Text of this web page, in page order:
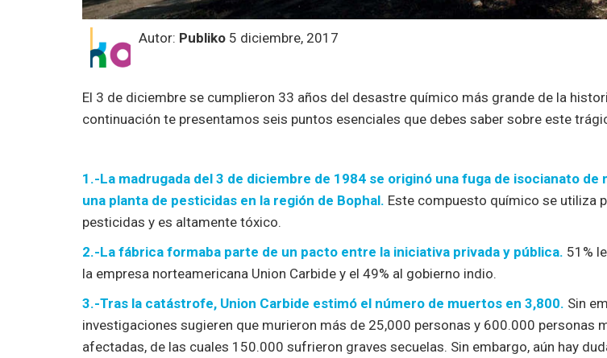
Autor: Publiko 5 diciembre, 2017
El 3 de diciembre se cumplieron 33 años del desastre químico más grande de la
continuación te presentamos seis puntos esenciales que debes saber sobre este
1.-La madrugada del 3 de diciembre de 1984 se originó una fuga de isocianato de
una planta de pesticidas en la región de Bophal. Este compuesto químico se utiliza
pesticidas y es altamente tóxico.
2.-La fábrica formaba parte de un pacto entre la iniciativa privada y pública. 51%
la empresa norteamericana Union Carbide y el 49% al gobierno indio.
3.-Tras la catástrofe, Union Carbide estimó el número de muertos en 3,800. Sin
investigaciones sugieren que murieron más de 25,000 personas y 600.000 personas
afectadas, de las cuales 150.000 sufrieron graves secuelas. Sin embargo, aún hay